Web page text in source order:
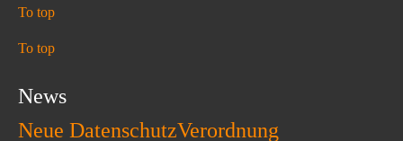
To top
To top
News
Neue DatenschutzVerordnung